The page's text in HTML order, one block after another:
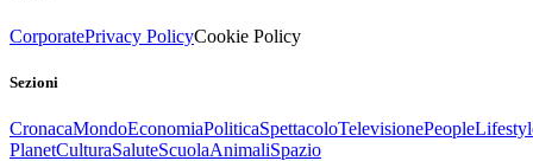
CorporatePrivacy PolicyCookie Policy
Sezioni
CronacaMondoEconomiaPoliticaSpettacoloTelevisionePeople
PlanetCulturaSaluteScuolaAnimaliSpazio